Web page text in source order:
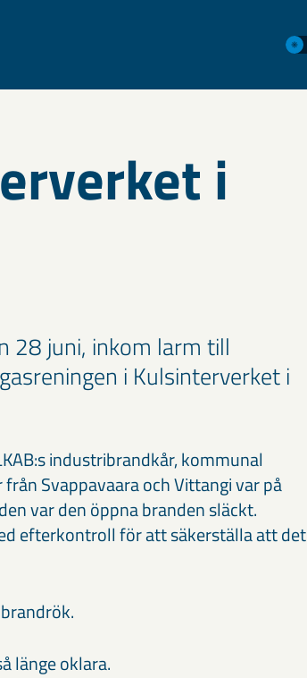
i
28 juni, inkom larm till
i Kulsinterverket i
industribrandkår, kommunal
Svappavaara och Vittangi var på
var den öppna branden släckt.
efterkontroll för att säkerställa att det
länge oklara.